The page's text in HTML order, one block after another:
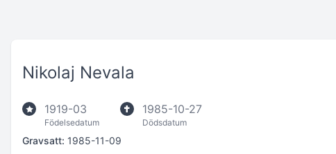
Nikolaj Nevala
1919-03
Födelsedatum
1985-10-27
Dödsdatum
Gravsatt: 1985-11-09